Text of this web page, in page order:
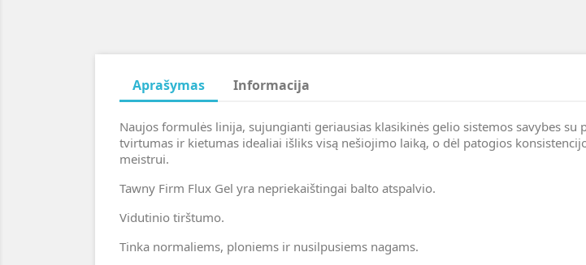
Aprašymas Informacija
Naujos formulės linija, sujungianti geriausias klasikinės gelio sistemos savybes
tvirtumas ir kietumas idealiai išliks visą nešiojimo laiką, o dėl patogios
meistrui.
Tawny Firm Flux Gel yra nepriekaištingai balto atspalvio.
Vidutinio tirštumo.
Tinka normaliems, ploniems ir nusilpusiems nagams.